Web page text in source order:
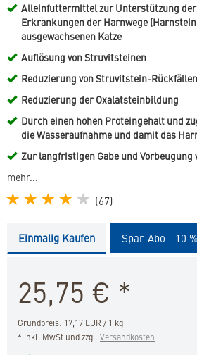
Alleinfuttermittel zur Unterstützung der
Erkrankungen der Harnwege
ausgewachsenen Katze
Auflösung von Struvitsteinen
Reduzierung von Struvitstein-Rückfällen
Reduzierung der Oxalatsteinbildung
Durch einen hohen Proteingehalt und
die Wasseraufnahme und damit das
Zur langfristigen Gabe und Vorbeugung
mehr...
(67)
Einmalig Kaufen Spar-Abo - 10 %
25,75 € *
Grundpreis: 17,17 EUR / 1 kg
* inkl. MwSt und zzgl.Versandkosten